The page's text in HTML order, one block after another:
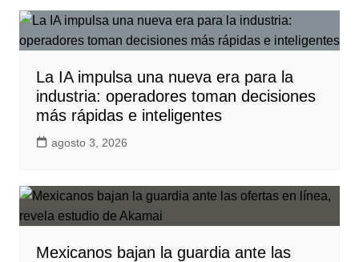
La IA impulsa una nueva era para la
industria: operadores toman decisiones
más rápidas e inteligentes
agosto 3, 2026
Mexicanos bajan la guardia ante las